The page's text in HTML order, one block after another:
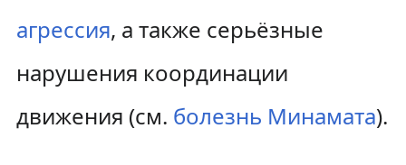
агрессия, а также серьёзные
нарушения координации
движения (см. болезнь Минамата).